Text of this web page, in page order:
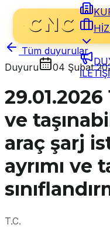
Tüm duyurular
Duyuru
04 Şubat
29.01.2026
ve
araç şarj
ayrımı ve
T.C.